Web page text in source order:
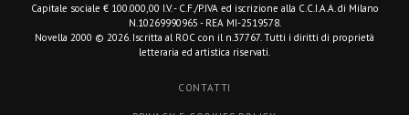
Capitale sociale € 100.000,00 I.V. - C.F./P.IVA ed iscrizione alla C.C.I.A.A. di Milano
N.10269990965 - REA MI-2519578.
Novella 2000 © 2026. Iscritta al ROC con il n.37767. Tutti i diritti di proprietà
letteraria ed artistica riservati.
CONTATTI